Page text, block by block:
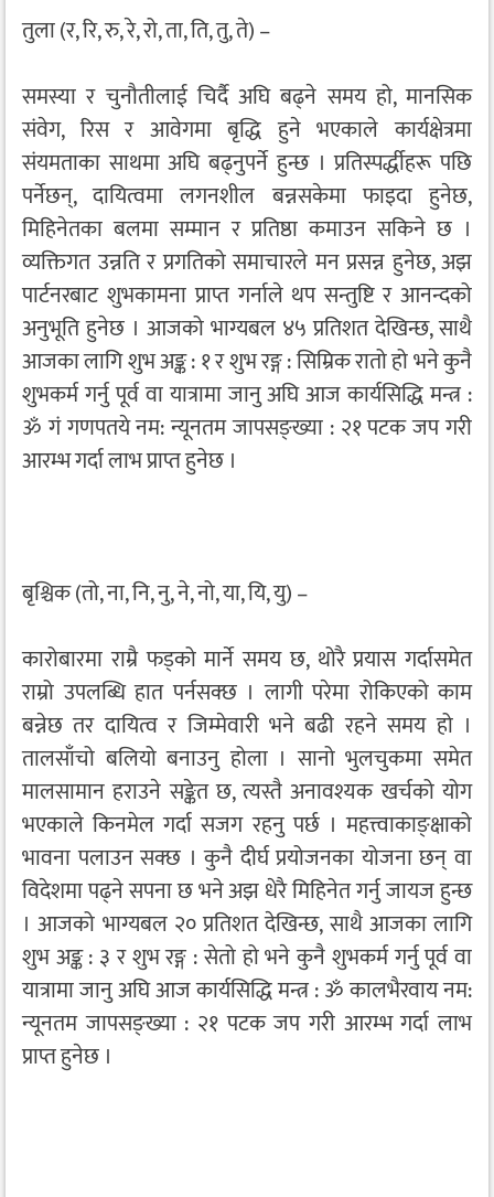
तुला (र, रि, रु, रे, रो, ता, ति, तु, ते) –
समस्या र चुनौतीलाई चिर्दै अघि बढ्ने समय हो, मानसिक
संवेग, रिस र आवेगमा बृद्धि हुने भएकाले कार्यक्षेत्रमा
संयमताका साथमा अघि बढ्नुपर्ने हुन्छ । प्रतिस्पर्द्धीहरू पछि
पर्नेछन्, दायित्वमा लगनशील बन्नसकेमा फाइदा हुनेछ,
मिहिनेतका बलमा सम्मान र प्रतिष्ठा कमाउन सकिने छ ।
व्यक्तिगत उन्नति र प्रगतिको समाचारले मन प्रसन्न हुनेछ, अझ
पार्टनरबाट शुभकामना प्राप्त गर्नाले थप सन्तुष्टि र आनन्दको
अनुभूति हुनेछ । आजको भाग्यबल ४५ प्रतिशत देखिन्छ, साथै
आजका लागि शुभ अङ्क : १ र शुभ रङ्ग : सिम्रिक रातो हो भने कुनै
शुभकर्म गर्नु पूर्व वा यात्रामा जानु अघि आज कार्यसिद्धि मन्त्र :
ॐ गं गणपतये नम: न्यूनतम जापसङ्ख्या : २१ पटक जप गरी
आरम्भ गर्दा लाभ प्राप्त हुनेछ ।
बृश्चिक (तो, ना, नि, नु, ने, नो, या, यि, यु) –
कारोबारमा राम्रै फड्को मार्ने समय छ, थोरै प्रयास गर्दासमेत
राम्रो उपलब्धि हात पर्नसक्छ । लागी परेमा रोकिएको काम
बन्नेछ तर दायित्व र जिम्मेवारी भने बढी रहने समय हो ।
तालसाँचो बलियो बनाउनु होला । सानो भुलचुकमा समेत
मालसामान हराउने सङ्केत छ, त्यस्तै अनावश्यक खर्चको योग
भएकाले किनमेल गर्दा सजग रहनु पर्छ । महत्त्वाकाङ्क्षाको
भावना पलाउन सक्छ । कुनै दीर्घ प्रयोजनका योजना छन् वा
विदेशमा पढ्ने सपना छ भने अझ धेरै मिहिनेत गर्नु जायज हुन्छ
। आजको भाग्यबल २० प्रतिशत देखिन्छ, साथै आजका लागि
शुभ अङ्क : ३ र शुभ रङ्ग : सेतो हो भने कुनै शुभकर्म गर्नु पूर्व वा
यात्रामा जानु अघि आज कार्यसिद्धि मन्त्र : ॐ कालभैरवाय नम:
न्यूनतम जापसङ्ख्या : २१ पटक जप गरी आरम्भ गर्दा लाभ
प्राप्त हुनेछ ।